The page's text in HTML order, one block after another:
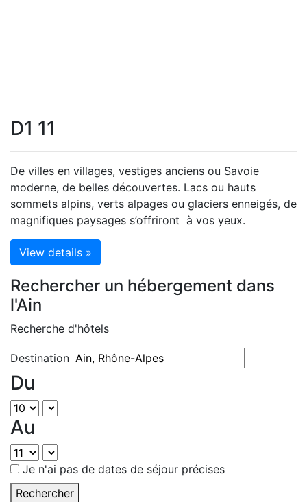
D1 11
De villes en villages, vestiges anciens ou Savoie
moderne, de belles découvertes. Lacs ou hauts
sommets alpins, verts alpages ou glaciers enneigés, de
magnifiques paysages s’offriront à vos yeux.
View details »
Rechercher un hébergement dans
l'Ain
Recherche d'hôtels
Destination
Du
Au
Je n'ai pas de dates de séjour précises
Rechercher